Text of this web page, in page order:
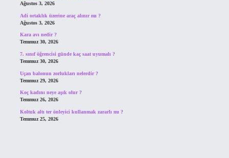
Ağustos 3, 2026
Adi ortaklık üzerine araç alınır mı ?
Ağustos 3, 2026
Kara avı nedir ?
Temmuz 30, 2026
7. sınıf öğrencisi günde kaç saat uyumalı ?
Temmuz 30, 2026
Uçan balonun zorlukları nelerdir ?
Temmuz 29, 2026
Koç kadını neye aşık olur ?
Temmuz 26, 2026
Koltuk altı ter önleyici kullanmak zararlı mı ?
Temmuz 25, 2026